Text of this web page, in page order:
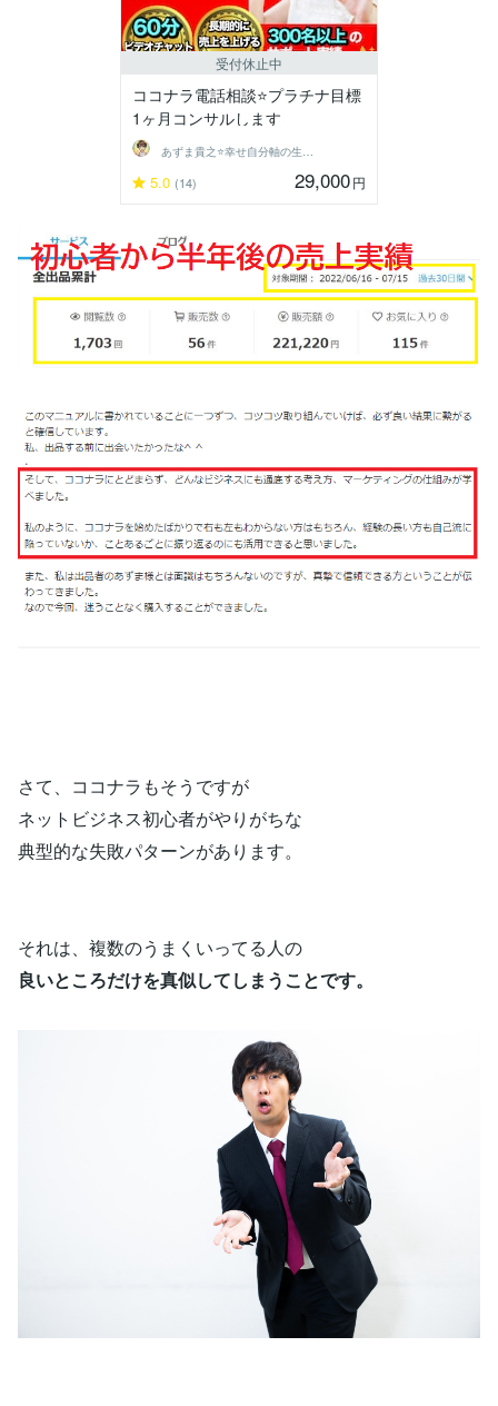
受付休止中
ココナラ電話相談⭐プラチナ目標
1ヶ月コンサルします
あずま貴之⭐幸せ自分軸の生き方育成コーチ
5.0 (14) 29,000円
さて、ココナラもそうですが
ネットビジネス初心者がやりがちな
典型的な失敗パターンがあります。
それは、複数のうまくいってる人の
良いところだけを真似してしまうことです。